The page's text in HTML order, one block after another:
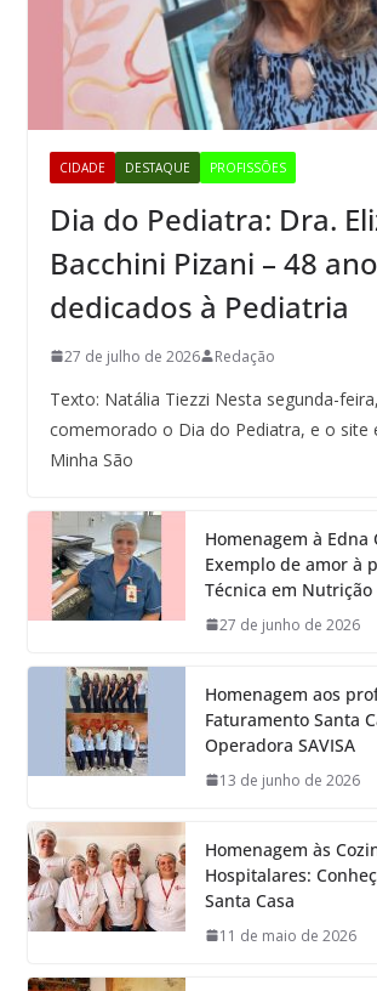
CIDADE DESTAQUE PROFISSÕES
Dia do Pediatra: Dra.
Bacchini Pizani – 48
dedicados à Pediatria
27 de julho de 2026 Redação
Texto: Natália Tiezzi Nesta segunda-
comemorado o Dia do Pediatra, e o site
Minha São
Homenagem à Edna
Exemplo de amor à
Técnica em Nutrição
27 de junho de 2026
Homenagem aos
Faturamento Santa
Operadora SAVISA
13 de junho de 2026
Homenagem às
Hospitalares:
Santa Casa
11 de maio de 2026